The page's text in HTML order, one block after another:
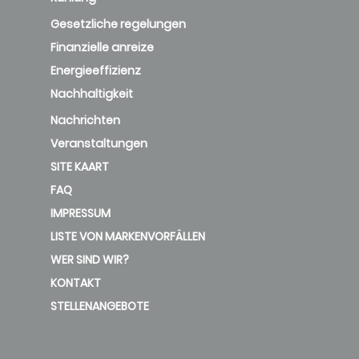
Gesetzliche regelungen
Finanzielle anreize
Energieeffizienz
Nachhaltigkeit
Nachrichten
Veranstaltungen
SITE KAART
FAQ
IMPRESSUM
LISTE VON MARKENVORFÄLLEN
WER SIND WIR?
KONTAKT
STELLENANGEBOTE